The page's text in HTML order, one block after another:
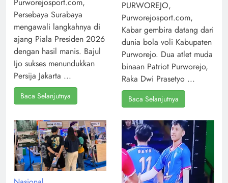
Persebaya Surabaya
mengawali langkahnya di
ajang Piala Presiden 2026
dengan hasil manis. Bajul
Ijo sukses menundukkan
Persija Jakarta ...
Baca Selanjutnya
PURWOREJO,
Purworejosport.com,
Kabar gembira datang dari
dunia bola voli Kabupaten
Purworejo. Dua atlet muda
binaan Patriot Purworejo,
Raka Dwi Prasetyo ...
Baca Selanjutnya